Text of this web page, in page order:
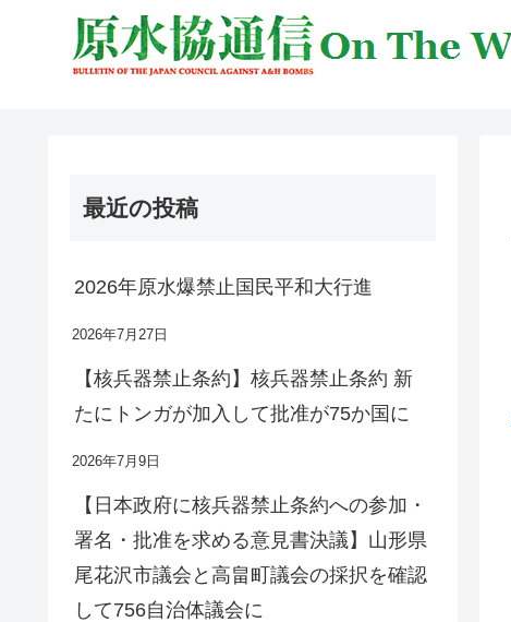
最近の投稿
2026年原水爆禁止国民平和大行進
2026年7月27日
【核兵器禁止条約】核兵器禁止条約 新
たにトンガが加入して批准が75か国に
2026年7月9日
【日本政府に核兵器禁止条約への参加・
署名・批准を求める意見書決議】山形県
尾花沢市議会と高畠町議会の採択を確認
して756自治体議会に